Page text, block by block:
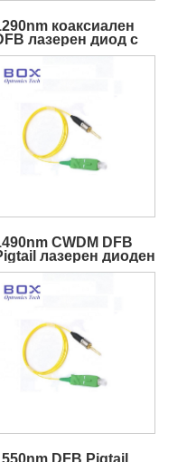
коаксиален
лазерен диод с
CWDM DFB
лазерен диоден